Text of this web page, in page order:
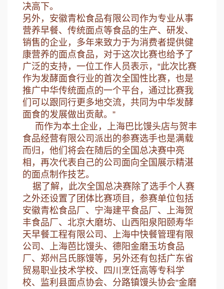
决高下。
另外，安徽青松食品有限公司作为专业从事
营养早餐、传统面点等食品的生产、研发、
销售的企业，多年来致力于为消费者提供健
康营养的面点食品，对于这次比赛也给予了
广泛的支持，一位工作人员表示，“此次比赛
作为发酵面食行业的首次全国性比赛，也是
推广中华传统面点的一个平台，通过比赛我
们可以跟同行更多地交流，共同为中华发酵
面食的发展做出贡献。”
而作为本土企业，上海巴比馒头店与贺丰
食品经营有限公司派出的参赛选手也是满载
而归，他们将会在随后的全国总决赛中亮
相，再次代表自己的公司面向全国展示精湛
的面点制作技艺。
据了解，此次全国总决赛除了选手个人赛
之外还设置了团体比赛项目，参赛单位包括
安徽青松食品厂、宁海建平食品厂、上海贺
丰食品厂、北京大磨坊、山西阳泉阳颐寿华
天早餐工程有限公司、上海中快餐管理有限
公司、上海芭比馒头、德阳金磨玉坊食品
厂、郑州吕氏豚馒等，另外还有包括广东省
贸易职业技术学校、四川烹饪高等专科学
校、监利县面点协会、分路镇馒头协会“金磨